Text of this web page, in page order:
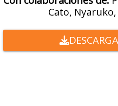
Cato, Nyaruko,